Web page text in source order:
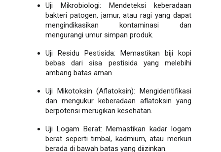
Uji Mikrobiologi: Mendeteksi keberadaan
bakteri patogen, jamur, atau ragi yang dapat
mengindikasikan kontaminasi dan
mengurangi umur simpan produk.
Uji Residu Pestisida: Memastikan biji kopi
bebas dari sisa pestisida yang melebihi
ambang batas aman.
Uji Mikotoksin (Aflatoksin): Mengidentifikasi
dan mengukur keberadaan aflatoksin yang
berpotensi merugikan kesehatan.
Uji Logam Berat: Memastikan kadar logam
berat seperti timbal, kadmium, atau merkuri
berada di bawah batas yang diizinkan.